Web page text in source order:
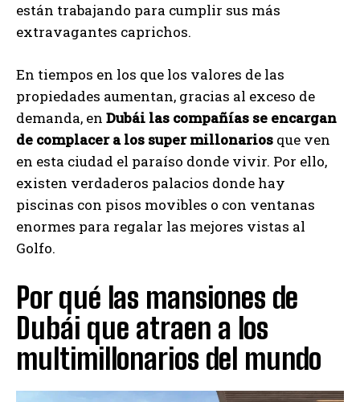
están trabajando para cumplir sus más
extravagantes caprichos.
En tiempos en los que los valores de las
propiedades aumentan, gracias al exceso de
demanda, en Dubái las compañías se encargan
de complacer a los super millonarios que ven
en esta ciudad el paraíso donde vivir. Por ello,
existen verdaderos palacios donde hay
piscinas con pisos movibles o con ventanas
enormes para regalar las mejores vistas al
Golfo.
Por qué las mansiones de
Dubái que atraen a los
multimillonarios del mundo